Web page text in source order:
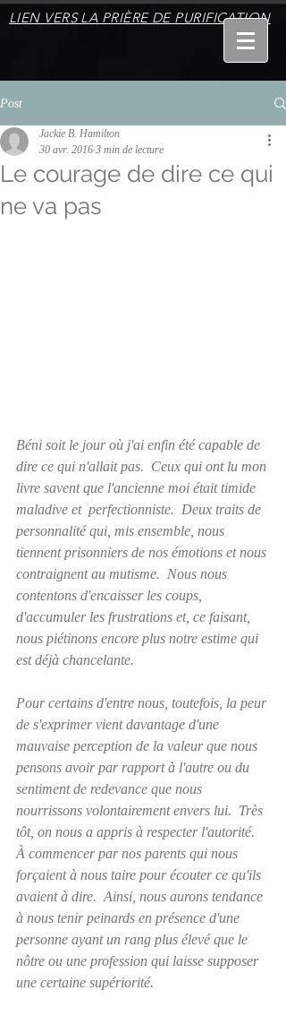
LIEN VERS LA PRIÈRE DE PURIFICATION
Post
Le courage de dire ce qui
ne va pas
Jackie B. Hamilton
30 avr. 2016 3 min de lecture
Béni soit le jour où j'ai enfin été capable de
dire ce qui n'allait pas.  Ceux qui ont lu mon
livre savent que l'ancienne moi était timide
maladive et  perfectionniste.  Deux traits de
personnalité qui, mis ensemble, nous
tiennent prisonniers de nos émotions et nous
contraignent au mutisme.  Nous nous
contentons d'encaisser les coups,
d'accumuler les frustrations et, ce faisant,
nous piétinons encore plus notre estime qui
est déjà chancelante.
Pour certains d'entre nous, toutefois, la peur
de s'exprimer vient davantage d'une
mauvaise perception de la valeur que nous
pensons avoir par rapport à l'autre ou du
sentiment de redevance que nous
nourrissons volontairement envers lui.  Très
tôt, on nous a appris à respecter l'autorité.
À commencer par nos parents qui nous
forçaient à nous taire pour écouter ce qu'ils
avaient à dire.  Ainsi, nous aurons tendance
à nous tenir peinards en présence d'une
personne ayant un rang plus élevé que le
nôtre ou une profession qui laisse supposer
une certaine supériorité.